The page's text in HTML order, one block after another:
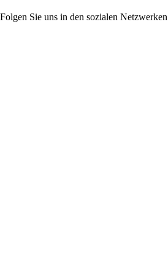
Folgen Sie uns in den sozialen Netzwerken